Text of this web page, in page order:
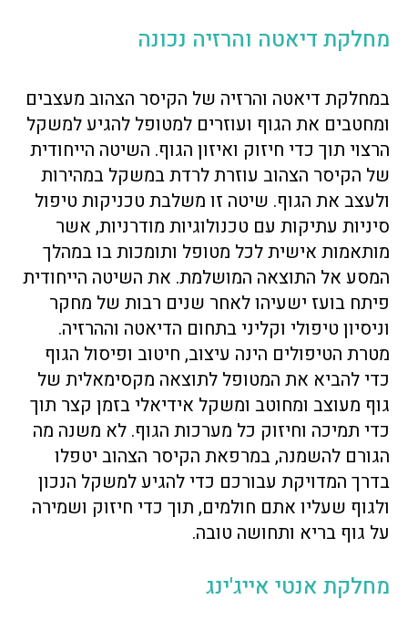
מחלקת דיאטה והרזיה נכונה
במחלקת דיאטה והרזיה של הקיסר הצהוב מעצבים
ומחטבים את הגוף ועוזרים למטופל להגיע למשקל
הרצוי תוך כדי חיזוק ואיזון הגוף. השיטה הייחודית
של הקיסר הצהוב עוזרת לרדת במשקל במהירות
ולעצב את הגוף. שיטה זו משלבת טכניקות טיפול
סיניות עתיקות עם טכנולוגיות מודרניות, אשר
מותאמות אישית לכל מטופל ותומכות בו במהלך
המסע אל התוצאה המושלמת. את השיטה הייחודית
פיתח בועז ישעיהו לאחר שנים רבות של מחקר
וניסיון טיפולי וקליני בתחום הדיאטה וההרזיה.
מטרת הטיפולים הינה עיצוב, חיטוב ופיסול הגוף
כדי להביא את המטופל לתוצאה מקסימאלית של
גוף מעוצב ומחוטב ומשקל אידיאלי בזמן קצר תוך
כדי תמיכה וחיזוק כל מערכות הגוף. לא משנה מה
הגורם להשמנה, במרפאת הקיסר הצהוב יטפלו
בדרך המדויקת עבורכם כדי להגיע למשקל הנכון
ולגוף שעליו אתם חולמים, תוך כדי חיזוק ושמירה
על גוף בריא ותחושה טובה.
מחלקת אנטי אייג'ינג